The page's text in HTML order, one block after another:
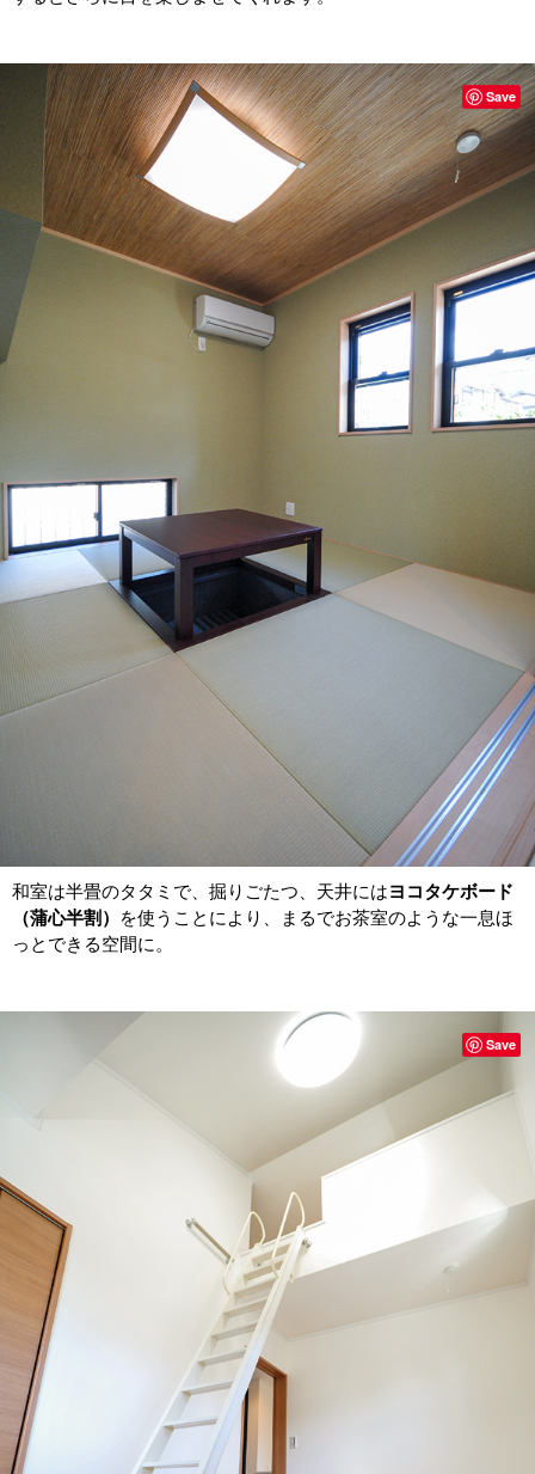
和室は半畳のタタミで、掘りごたつ、天井にはヨコタケボード
（蒲心半割）
を使うことにより、まるでお茶室のような一息ほ
っとできる空間に。
Save
Save